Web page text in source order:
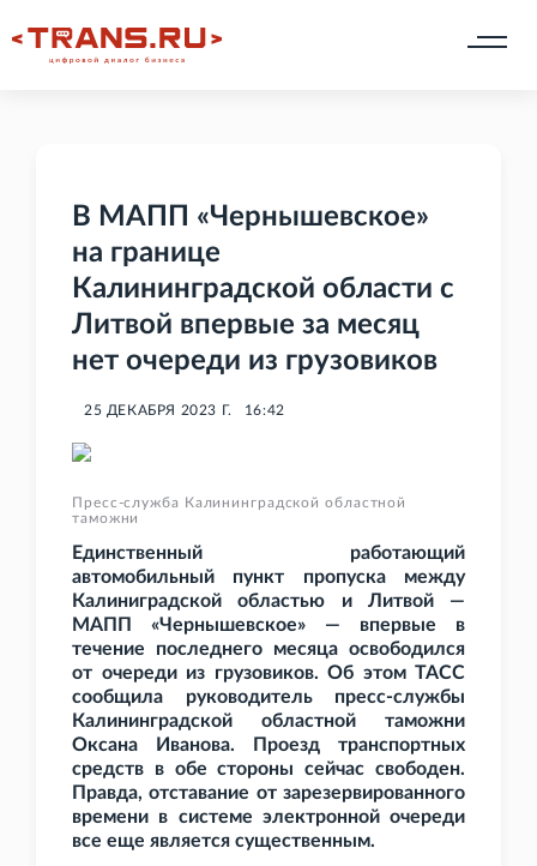
В МАПП «Чернышевское»
на границе
Калининградской области с
Литвой впервые за месяц
нет очереди из грузовиков
25 ДЕКАБРЯ 2023 Г. 16:42
Пресс-служба Калининградской областной
таможни
Единственный работающий
автомобильный пункт пропуска между
Калиниградской областью и Литвой —
МАПП «Чернышевское» — впервые в
течение последнего месяца освободился
от очереди из грузовиков. Об этом ТАСС
сообщила руководитель пресс-службы
Калининградской областной таможни
Оксана Иванова. Проезд транспортных
средств в обе стороны сейчас свободен.
Правда, отставание от зарезервированного
времени в системе электронной очереди
все еще является существенным.